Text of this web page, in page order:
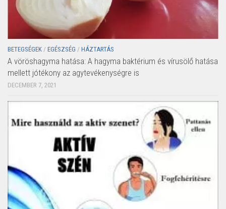
BETEGSÉGEK / EGÉSZSÉG / HÁZTARTÁS
A vöröshagyma hatása: A hagyma baktérium és vírusölő hatása
mellett jótékony az agytevékenységre is
DECEMBER 7, 2021